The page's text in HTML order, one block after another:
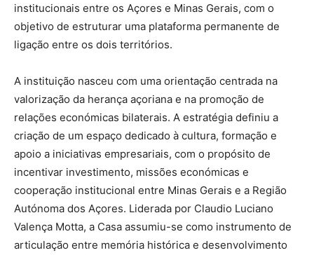
institucionais entre os Açores e Minas Gerais, com o
objetivo de estruturar uma plataforma permanente de
ligação entre os dois territórios.
A instituição nasceu com uma orientação centrada na
valorização da herança açoriana e na promoção de
relações económicas bilaterais. A estratégia definiu a
criação de um espaço dedicado à cultura, formação e
apoio a iniciativas empresariais, com o propósito de
incentivar investimento, missões económicas e
cooperação institucional entre Minas Gerais e a Região
Autónoma dos Açores. Liderada por Claudio Luciano
Valença Motta, a Casa assumiu-se como instrumento de
articulação entre memória histórica e desenvolvimento